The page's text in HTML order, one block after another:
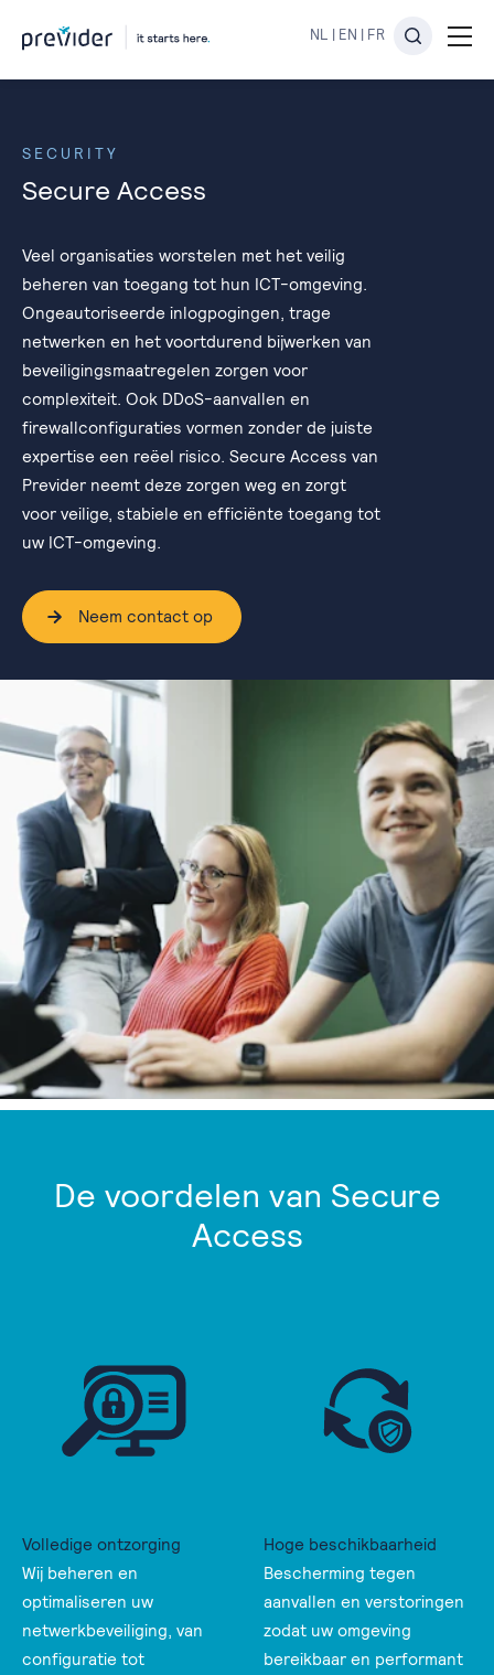
NL | EN | FR
SECURITY
Secure Access
Veel organisaties worstelen met het veilig
beheren van toegang tot hun ICT-omgeving.
Ongeautoriseerde inlogpogingen, trage
netwerken en het voortdurend bijwerken van
beveiligingsmaatregelen zorgen voor
complexiteit. Ook DDoS-aanvallen en
firewallconfiguraties vormen zonder de juiste
expertise een reëel risico. Secure Access van
Previder neemt deze zorgen weg en zorgt
voor veilige, stabiele en efficiënte toegang tot
uw ICT-omgeving.
Neem contact op
De voordelen van Secure
Access
Volledige ontzorging
Wij beheren en
optimaliseren uw
netwerkbeveiliging, van
configuratie tot
Hoge beschikbaarheid
Bescherming tegen
aanvallen en verstoringen
zodat uw omgeving
bereikbaar en performant